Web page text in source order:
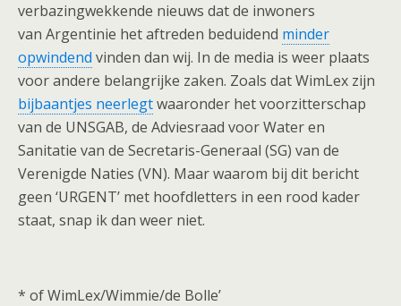
verbazingwekkende nieuws dat de inwoners
van Argentinie het aftreden beduidend minder
opwindend vinden dan wij. In de media is weer plaats
voor andere belangrijke zaken. Zoals dat WimLex zijn
bijbaantjes neerlegtwaaronder het voorzitterschap
van de UNSGAB, de Adviesraad voor Water en
Sanitatie van de Secretaris-Generaal (SG) van de
Verenigde Naties (VN). Maar waarom bij dit bericht
geen ‘URGENT’ met hoofdletters in een rood kader
staat, snap ik dan weer niet.
* of WimLex/Wimmie/de Bolle’